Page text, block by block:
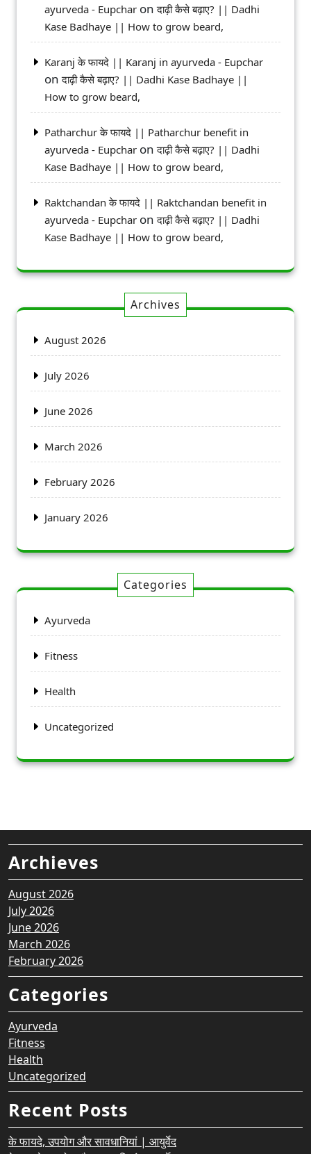
ayurveda - Eupchar onदाढ़ी कैसे बढ़ाए? || Dadhi
Kase Badhaye || How to grow beard,
Karanj के फायदे || Karanj in ayurveda - Eupchar
onदाढ़ी कैसे बढ़ाए? || Dadhi Kase Badhaye ||
How to grow beard,
Patharchur के फायदे || Patharchur benefit in
ayurveda - Eupchar onदाढ़ी कैसे बढ़ाए? || Dadhi
Kase Badhaye || How to grow beard,
Raktchandan के फायदे || Raktchandan benefit in
ayurveda - Eupchar onदाढ़ी कैसे बढ़ाए? || Dadhi
Kase Badhaye || How to grow beard,
Archives
August 2026
July 2026
June 2026
March 2026
February 2026
January 2026
Categories
Ayurveda
Fitness
Health
Uncategorized
Archieves
August 2026
July 2026
June 2026
March 2026
February 2026
Categories
Ayurveda
Fitness
Health
Uncategorized
Recent Posts
के फायदे, उपयोग और सावधानियां | आयुर्वेद